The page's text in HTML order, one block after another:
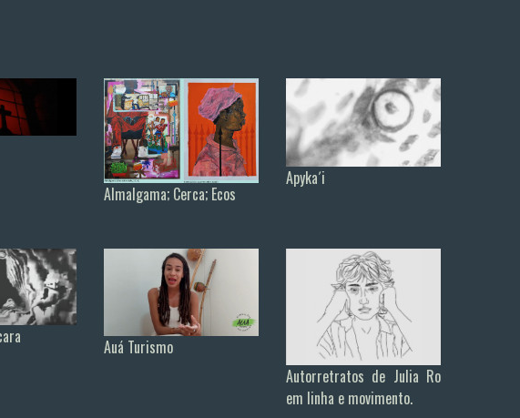
Almalgama; Cerca; Ecos
Apyka´i
Auá Turismo
Autorretratos de Julia Ro
em linha e movimento.